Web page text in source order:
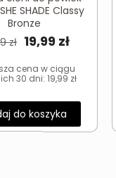
SHADE Classy
Bronze
zł Pierwotna
wynosiła:
27,99 zł.
19,99 złAktualna
wynosi:
19,99 zł.
cena w ciągu
30 dni: 19,99 zł
do koszyka